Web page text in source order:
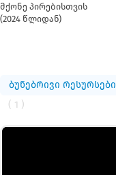
მქონე პირებისთვის
(2024 წლიდან)
ბუნებრივი რესურსები
( 1 )